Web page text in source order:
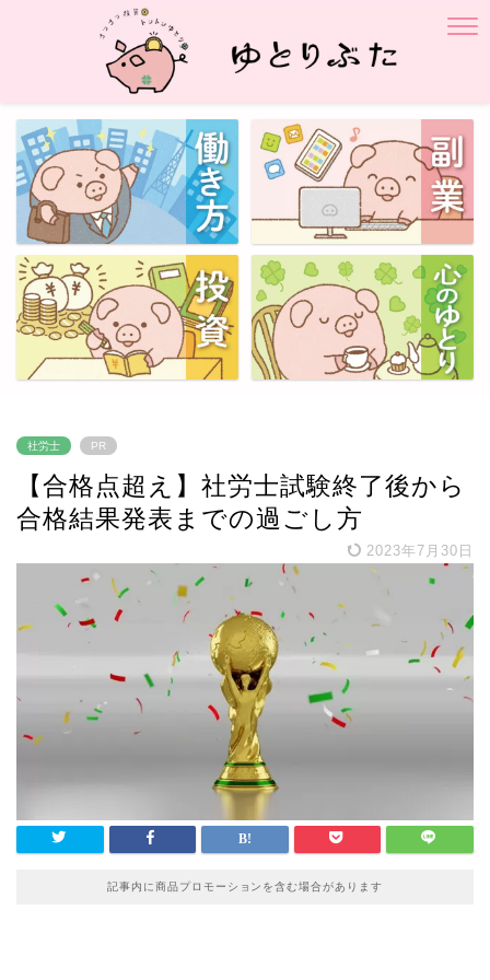
社労士 PR
【合格点超え】社労士試験終了後から
合格結果発表までの過ごし方
2023年7月30日
記事内に商品プロモーションを含む場合があります